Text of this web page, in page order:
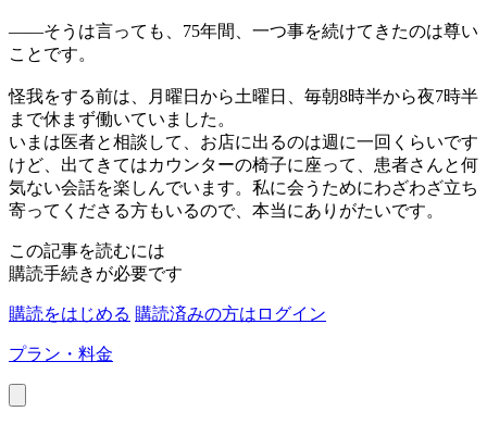
——そうは言っても、75年間、一つ事を続けてきたのは尊い
ことです。
怪我をする前は、月曜日から土曜日、毎朝8時半から夜7時半
まで休まず働いていました。
いまは医者と相談して、お店に出るのは週に一回くらいです
けど、出てきてはカウンターの椅子に座って、患者さんと何
気ない会話を楽しんでいます。私に会うためにわざわざ立ち
寄ってくださる方もいるので、本当にありがたいです。
この記事を読むには
購読手続きが必要です
購読をはじめる 購読済みの方はログイン
プラン・料金